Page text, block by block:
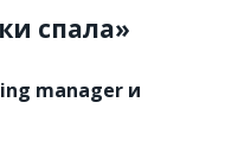
спала»
manager и